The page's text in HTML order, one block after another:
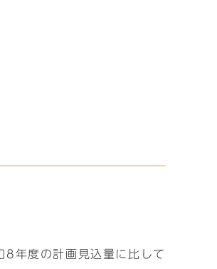
年度の計画見込量に比して